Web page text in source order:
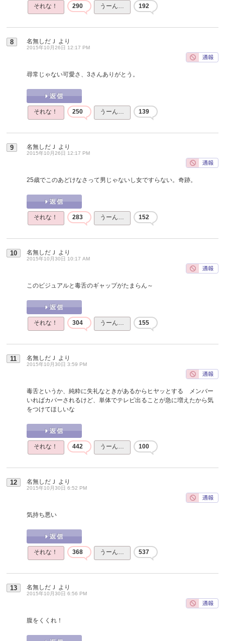
それな！ 290 うーん… 192
8 名無しだＪ より
2015年10月26日 12:17 PM
尋常じゃない可愛さ、3さんありがとう。
それな！ 250 うーん… 139
9 名無しだＪ より
2015年10月26日 12:17 PM
25歳でこのあどけなさって男じゃないし女ですらない。奇跡。
それな！ 283 うーん… 152
10 名無しだＪ より
2015年10月30日 10:17 AM
このビジュアルと毒舌のギャップがたまらん～
それな！ 304 うーん… 155
11 名無しだＪ より
2015年10月30日 3:59 PM
毒舌というか、純粋に失礼なときがあるからヒヤッとする メンバー
いればカバーされるけど、単体でテレビ出ることが急に増えたから気
をつけてほしいな
それな！ 442 うーん… 100
12 名無しだＪ より
2015年10月30日 6:52 PM
気持ち悪い
それな！ 368 うーん… 537
13 名無しだＪ より
2015年10月30日 6:56 PM
腹をくくれ！